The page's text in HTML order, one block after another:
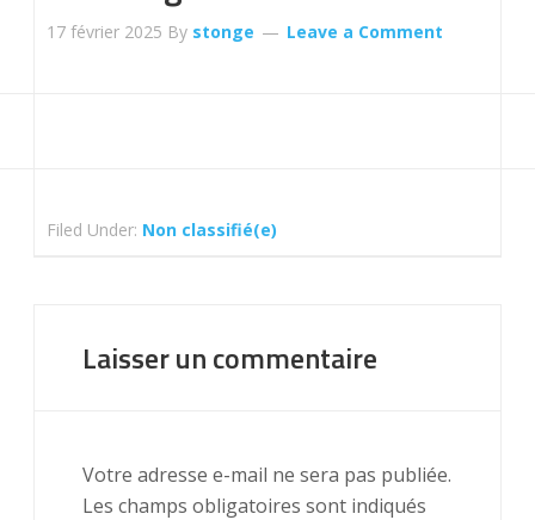
17 février 2025 By stonge Leave a Comment
Filed Under: Non classifié(e)
Laisser un commentaire
Votre adresse e-mail ne sera pas publiée.
Les champs obligatoires sont indiqués